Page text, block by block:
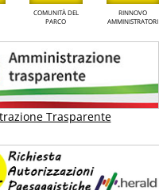
COMUNITÀ DEL
PARCO
RINNOVO
AMMINISTRATORI
Trasparente